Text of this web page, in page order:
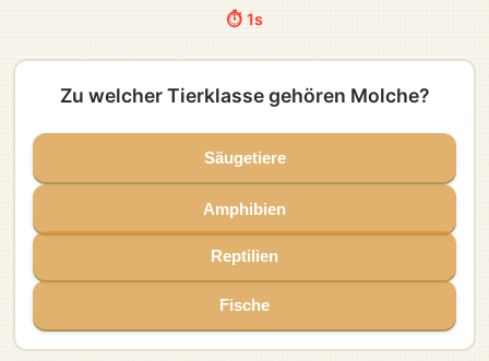
⏱️ 5s
Was für ein Tier ist ein Bonobo?
Menschenaffe
Wildkatze
Löwe
Papagei